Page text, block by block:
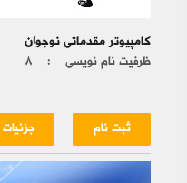
کامپیوتر مقدماتی نوجوان
ظرفیت نام نویسی : ۸
ثبت نام جزئیات